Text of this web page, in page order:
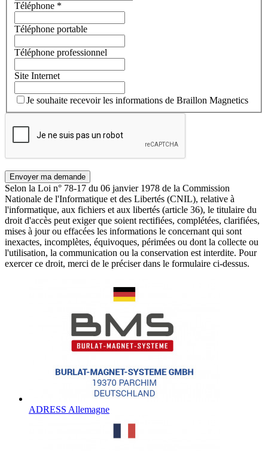
Téléphone *
Téléphone portable
Téléphone professionnel
Site Internet
Je souhaite recevoir les informations de Braillon Magnetics
Selon la Loi n° 78-17 du 06 janvier 1978 de la Commission
Nationale de l'Informatique et des Libertés (CNIL), relative à
l'informatique, aux fichiers et aux libertés (article 36), le titulaire du
droit d'accès peut exiger que soient rectifiées, complétées, clarifiées,
mises à jour ou effacées les informations le concernant qui sont
inexactes, incomplètes, équivoques, périmées ou dont la collecte ou
l'utilisation, la communication ou la conservation est interdite. Pour
exercer ce droit, merci de le préciser dans le formulaire ci-dessus.
ADRESS Allemagne